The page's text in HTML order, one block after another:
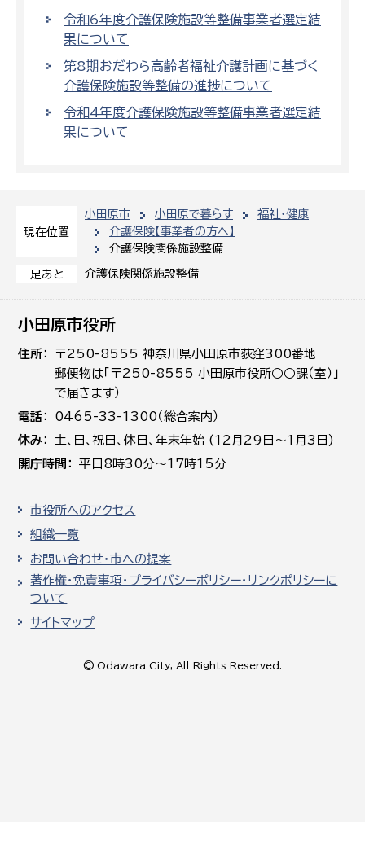
現在位置
小田原市 小田原で暮らす
福祉・健康
介護保険【事業者の方へ】
介護保険関係施設整備
足あと 介護保険関係施設整備
令和6年度介護保険施設等整備事業者選定結
果について
第8期おだわら高齢者福祉介護計画に基づく
介護保険施設等整備の進捗について
令和4年度介護保険施設等整備事業者選定結
果について
小田原市役所
住所
〒250-8555 神奈川県小田原市荻窪300番地
郵便物は「〒250-8555 小田原市役所○○課（室）」
で届きます）
電話
0465-33-1300（総合案内）
休み
土､日､祝日、休日、年末年始 (12月29日～1月3日)
開庁時間
平日8時30分～17時15分
市役所へのアクセス
組織一覧
お問い合わせ・市への提案
著作権・免責事項・プライバシーポリシー・リンクポリシーに
ついて
サイトマップ
© Odawara City, All Rights Reserved.